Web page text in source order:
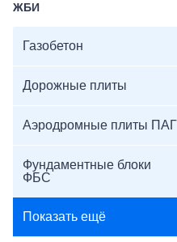
ЖБИ
Газобетон
Дорожные плиты
Аэродромные плиты ПАГ
Фундаментные блоки
ФБС
Показать ещё